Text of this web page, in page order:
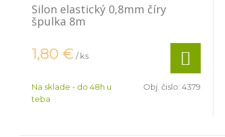
Silon elastický 0,8mm číry
špulka 8m
1,80 € / ks
Na sklade - do 48h u
teba
Obj. čislo: 4379